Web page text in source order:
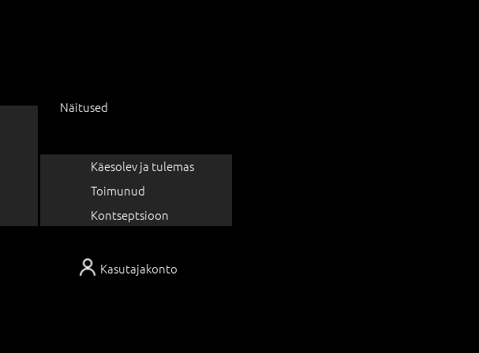
Kasutajakonto
Näitused
Käesolev ja tulemas
Toimunud
Kontseptsioon